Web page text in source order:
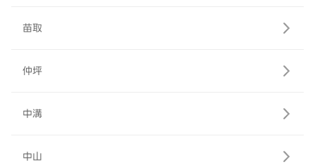
苗取
仲坪
中溝
中山